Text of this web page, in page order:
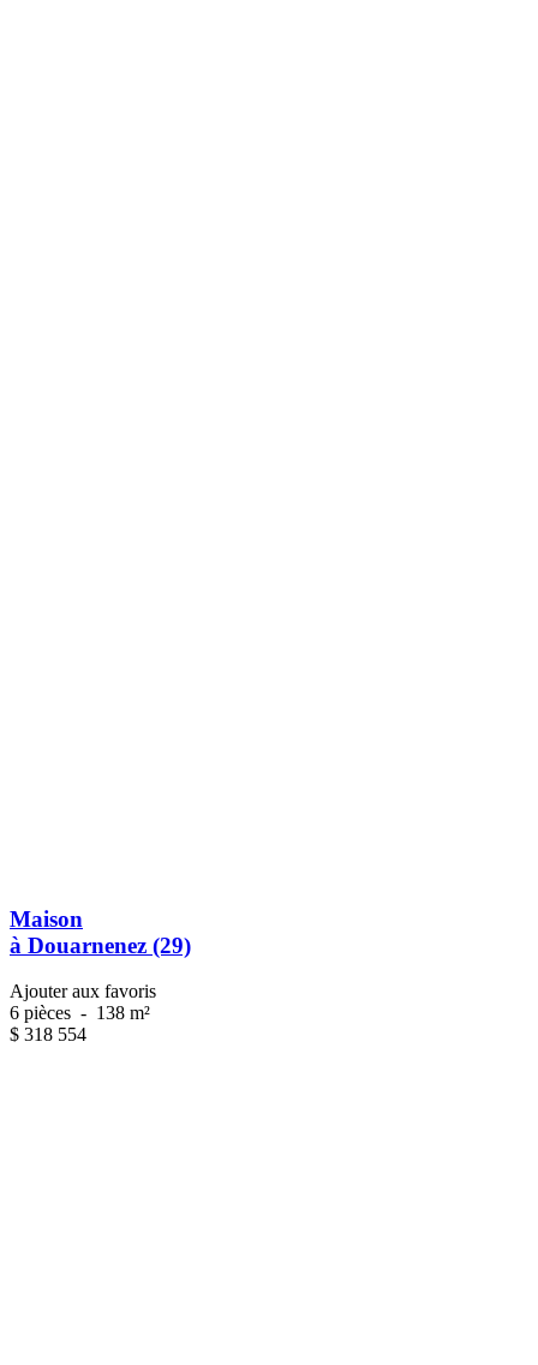
Maison
à Douarnenez (29)
Ajouter aux favoris
6 pièces - 138 m²
$ 318 554